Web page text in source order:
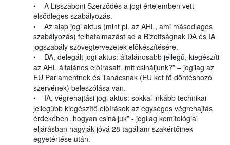
• A Lisszaboni Szerződés a jogi értelemben vett
elsődleges szabályozás.
• Az alap jogi aktus (mint pl. az AHL, ami másodlagos
szabályozás) felhatalmazást ad a Bizottságnak DA és IA
jogszabály szövegtervezetek előkészítésére.
• DA, delegált jogi aktus: általánosabb jellegű, kiegészíti
az AHL általános előírásait „mit csináljunk?” – jogilag az
EU Parlamentnek és Tanácsnak (EU két fő döntéshozó
szervének) beleszólása van.
• IA, végrehajtási jogi aktus: sokkal inkább technikai
jellegűbb kiegészítő előírások az egységes végrehajtás
érdekében „hogyan csináljuk” - jogilag komitológiai
eljárásban hagyják jóvá 28 tagállam szakértőinek
egyetértése után.